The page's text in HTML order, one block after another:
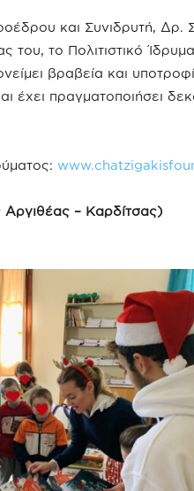
και Συνιδρυτή, Δρ.
το Πολιτιστικό
βραβεία και
έχει πραγματοποιήσει
– Καρδίτσας)